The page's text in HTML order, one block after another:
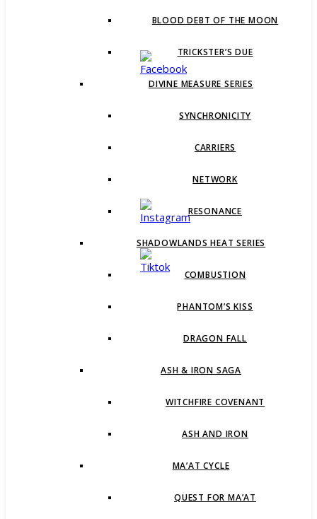
BLOOD DEBT OF THE MOON
TRICKSTER’S DUE
DIVINE MEASURE SERIES
SYNCHRONICITY
CARRIERS
NETWORK
RESONANCE
SHADOWLANDS HEAT SERIES
COMBUSTION
PHANTOM’S KISS
DRAGON FALL
ASH & IRON SAGA
WITCHFIRE COVENANT
ASH AND IRON
MA’AT CYCLE
QUEST FOR MA’AT